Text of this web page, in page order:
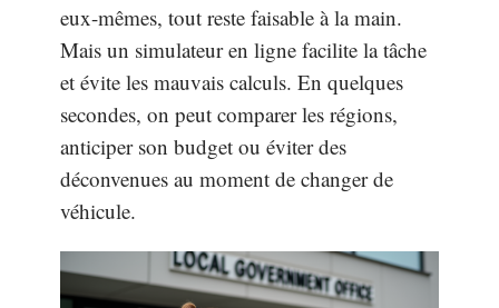
eux-mêmes, tout reste faisable à la main.
Mais un simulateur en ligne facilite la tâche
et évite les mauvais calculs. En quelques
secondes, on peut comparer les régions,
anticiper son budget ou éviter des
déconvenues au moment de changer de
véhicule.